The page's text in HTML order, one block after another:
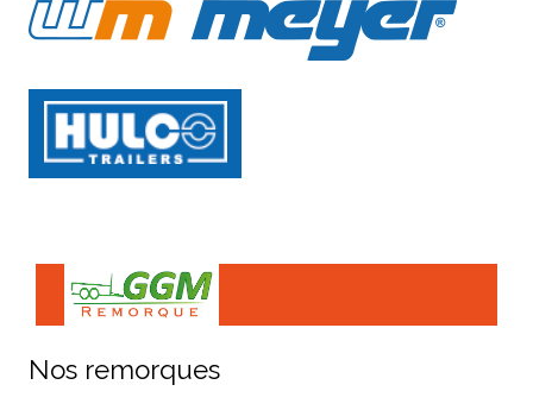
Nos remorques